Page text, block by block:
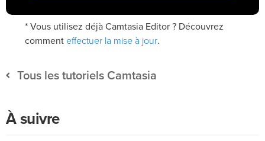
* Vous utilisez déjà Camtasia Editor ? Découvrez
comment effectuer la mise à jour.
Tous les tutoriels Camtasia
À suivre